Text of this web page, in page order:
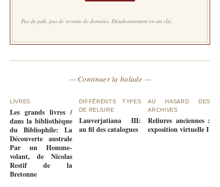
Pas de pub, pas de revente de données. Désabonnement en un clic.
— Continuer la balade —
LIVRES
Les grands livres /
dans la bibliothèque
du Bibliophile: La
Découverte australe
Par un Homme-
volant, de Nicolas
Restif de la
Bretonne
DIFFÉRENTS TYPES
DE RELIURE
Lauverjatiana III:
au fil des catalogues
AU HASARD DES
ARCHIVES
Reliures anciennes :
exposition virtuelle I